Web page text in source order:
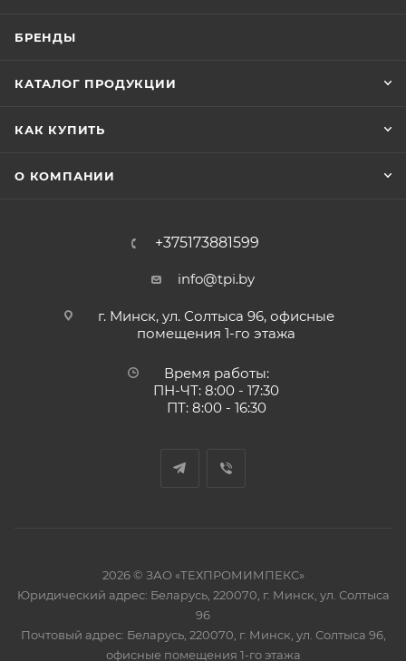
БРЕНДЫ
КАТАЛОГ ПРОДУКЦИИ
КАК КУПИТЬ
О КОМПАНИИ
+375173881599
info@tpi.by
г. Минск, ул. Солтыса 96, офисные
помещения 1-го этажа
Время работы:
ПН-ЧТ: 8:00 - 17:30
ПТ: 8:00 - 16:30
2026 © ЗАО «ТЕХПРОМИМПЕКС»
Юридический адрес: Беларусь, 220070, г. Минск, ул. Солтыса
96
Почтовый адрес: Беларусь, 220070, г. Минск, ул. Солтыса 96,
офисные помещения 1-го этажа